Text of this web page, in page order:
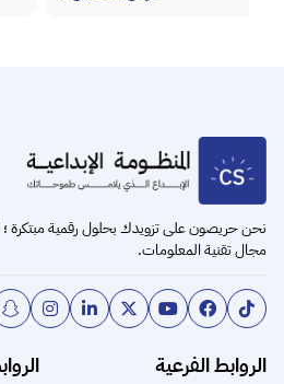
نحن حريصون على تزويدك بحلول رقمية مبتكرة ؛
مجال تقنية المعلومات.
الروابط الفرعية